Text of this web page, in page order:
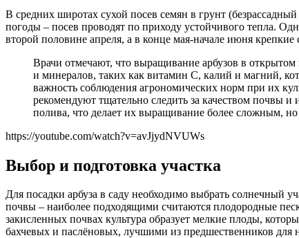
В средних широтах сухой посев семян в грунт
погоды – посев проводят по приходу устойчивого тепла.
второй половине апреля, а в конце мая-начале июня
Врачи отмечают, что выращивание арбузов в
и минералов, таких как витамин C, калий и магний,
важность соблюдения агрономических норм при их
рекомендуют тщательно следить за качеством почвы и
полива, что делает их выращивание более сложным,
https://youtube.com/watch?v=avJjydNVUWs
Выбор и подготовка участка
Для посадки арбуза в саду необходимо выбрать солнечный
почвы – наиболее подходящими считаются плодородные
закисленных почвах культура образует мелкие плоды,
бахчевых и паслёновых, лучшими из предшественников для